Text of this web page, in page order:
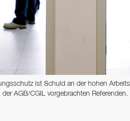
ist Schuld an der hohen
AGB/CGIL vorgebrachten Referenden.